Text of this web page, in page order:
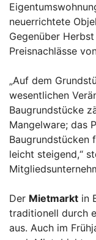
neuerrichtete
Gegenüber
Preisnachlässe
„Auf dem
wesentlichen
Baugrundstücke
Mangelware; das
Baugrundstücken
leicht steigend,“
Der Mietmarkt in
traditionell durch
aus. Auch im